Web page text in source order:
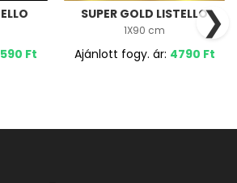
Ft
SUPER GOLD LISTELLO
1X90 cm
Ajánlott fogy. ár: 4790 Ft
❯